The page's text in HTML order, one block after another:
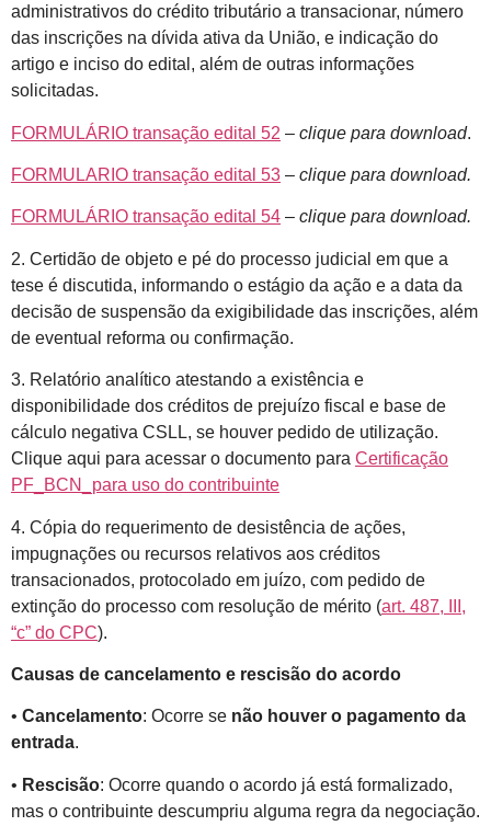
administrativos do crédito tributário a transacionar, número
das inscrições na dívida ativa da União, e indicação do
artigo e inciso do edital, além de outras informações
solicitadas.
FORMULÁRIO transação edital 52 – clique para download.
FORMULARIO transação edital 53 – clique para download.
FORMULÁRIO transação edital 54 – clique para download.
2. Certidão de objeto e pé do processo judicial em que a
tese é discutida, informando o estágio da ação e a data da
decisão de suspensão da exigibilidade das inscrições, além
de eventual reforma ou confirmação.
3. Relatório analítico atestando a existência e
disponibilidade dos créditos de prejuízo fiscal e base de
cálculo negativa CSLL, se houver pedido de utilização.
Clique aqui para acessar o documento para Certificação
PF_BCN_para uso do contribuinte
4. Cópia do requerimento de desistência de ações,
impugnações ou recursos relativos aos créditos
transacionados, protocolado em juízo, com pedido de
extinção do processo com resolução de mérito (art. 487, III,
“c” do CPC).
Causas de cancelamento e rescisão do acordo
• Cancelamento: Ocorre se não houver o pagamento da
entrada.
• Rescisão: Ocorre quando o acordo já está formalizado,
mas o contribuinte descumpriu alguma regra da negociação.